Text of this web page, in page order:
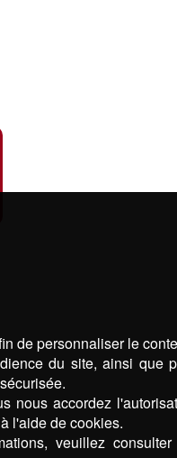
de personnaliser le
du site, ainsi que
nous accordez
l'aide de cookies.
veuillez